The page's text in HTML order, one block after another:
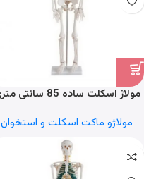
مولاژ اسکلت ساده 85 سانتی متری
مولاژو ماکت اسکلت و استخوان